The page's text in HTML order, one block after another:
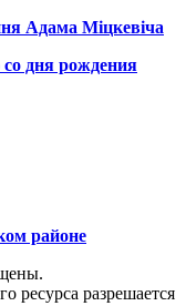
Адама Міцкевіча
дня рождения
районе
ресурса разрешается